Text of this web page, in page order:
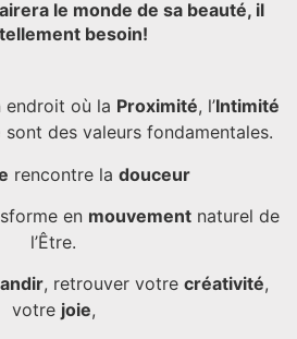
le monde de sa beauté, il
besoin!
endroit où la Proximité, l’Intimité
sont des valeurs fondamentales.
rencontre la douceur
en mouvementnaturel de
l’Être.
, retrouver votre créativité,
votre joie,